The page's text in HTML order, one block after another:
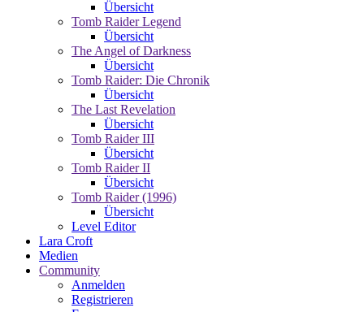
Übersicht
Tomb Raider Legend
Übersicht
The Angel of Darkness
Übersicht
Tomb Raider: Die Chronik
Übersicht
The Last Revelation
Übersicht
Tomb Raider III
Übersicht
Tomb Raider II
Übersicht
Tomb Raider (1996)
Übersicht
Level Editor
Lara Croft
Medien
Community
Anmelden
Registrieren